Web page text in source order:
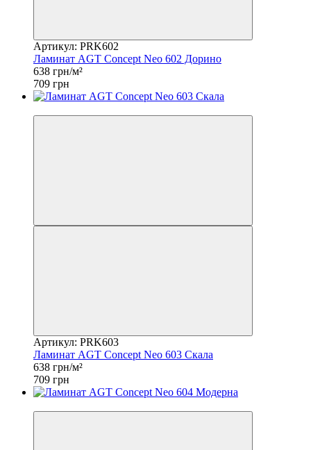
Артикул: PRK602
Ламинат AGT Concept Neo 602 Дорино
638 грн/м²
709 грн
Артикул: PRK603
Ламинат AGT Concept Neo 603 Скала
638 грн/м²
709 грн